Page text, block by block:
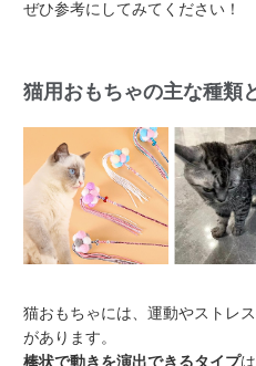
ぜひ参考にしてみてください！
猫用おもちゃの主な種類
猫おもちゃには、運動やストレ
があります。
棒状で動きを演出できるタイプ